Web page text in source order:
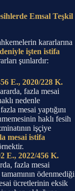
Emsal Teşkil
kararlarına
işten istifa
şunlardır:
E., 2020/228 K.
fazla mesai
nedenle
mesai yaptığını
haklı fesih
işçiye
mesai istifa
E., 2022/456 K.
fazla mesai
ödenmediği
ücretlerinin eksik